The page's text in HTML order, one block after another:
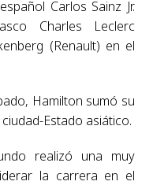
Carlos Sainz Jr.
Charles Leclerc
(Renault) en el
Hamilton sumó su
Estado asiático.
realizó una muy
la carrera en el